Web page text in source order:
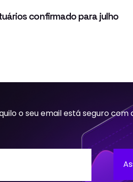
confirmado para julho
o seu email está seguro com